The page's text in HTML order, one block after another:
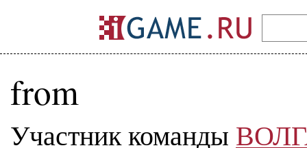
from
Участник команды